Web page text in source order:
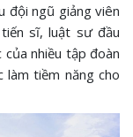
đội ngũ giảng viên
sĩ, luật sư đầu
nhiều tập đoàn
làm tiềm năng cho